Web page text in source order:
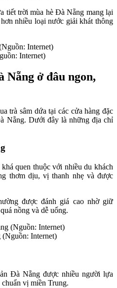
tiết trời mùa hè Đà Nẵng mang lại
nhiều loại nước giải khát thông
Internet)
Nẵng ở đâu ngon,
trà sâm dứa tại các cửa hàng đặc
Nẵng. Dưới đây là những địa chỉ
quen thuộc với nhiều du khách
thơm dịu, vị thanh nhẹ và được
được đánh giá cao nhờ giữ
nồng và dễ uống.
(Nguồn: Internet)
Đà Nẵng được nhiều người lựa
vị miền Trung.